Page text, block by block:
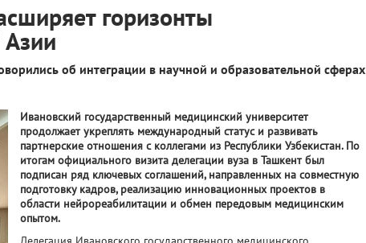
горизонты
Азии
об интеграции в научной и образовательной сферах
Ивановский государственный медицинский университет
продолжает укреплять международный статус и развивать
партнерские отношения с коллегами из Республики Узбекистан. По
итогам официального визита делегации вуза в Ташкент был
подписан ряд ключевых соглашений, направленных на совместную
подготовку кадров, реализацию инновационных проектов в
области нейрореабилитации и обмен передовым медицинским
опытом.